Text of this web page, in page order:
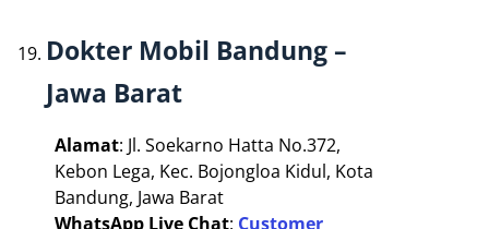
Dokter Mobil Bandung –
Jawa Barat
Alamat: Jl. Soekarno Hatta No.372,
Kebon Lega, Kec. Bojongloa Kidul, Kota
Bandung, Jawa Barat
WhatsApp Live Chat: Customer